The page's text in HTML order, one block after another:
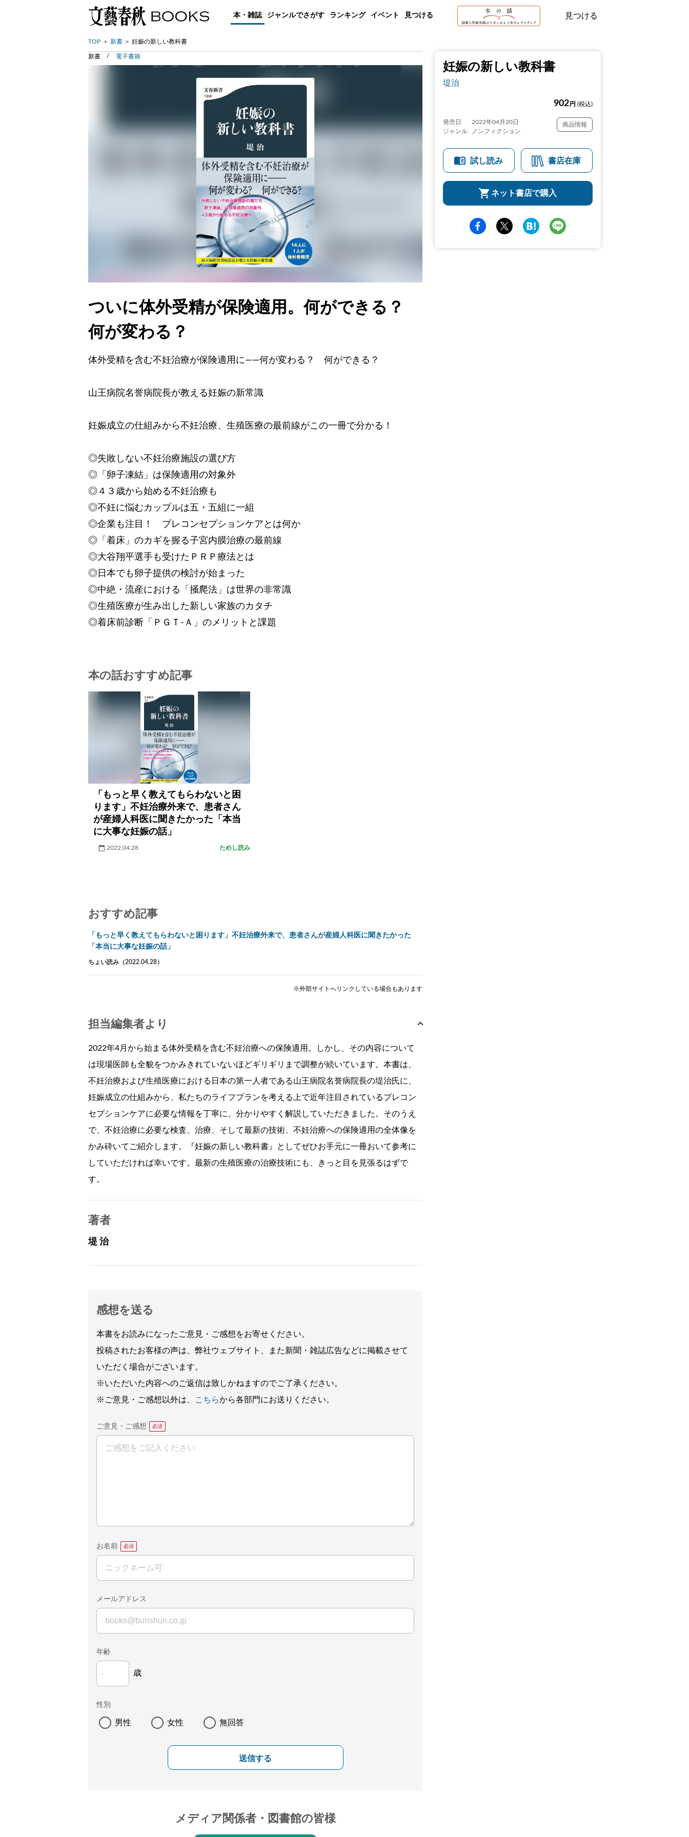
本・雑誌 ジャンルでさがす ランキング イベント 見つける 見つける
TOP 新書 妊娠の新しい教科書
妊娠の新しい教科書
堤治
902 円 (税込)
発売日
2022年04月20日
ジャンル
ノンフィクション
商品情報
試し読み 書店在庫
ネット書店で購入
新書 電子書籍
ついに体外受精が保険適用。何ができる？
何が変わる？
体外受精を含む不妊治療が保険適用に――何が変わる？ 何ができる？
山王病院名誉病院長が教える妊娠の新常識
妊娠成立の仕組みから不妊治療、生殖医療の最前線がこの一冊で分かる！
◎失敗しない不妊治療施設の選び方
◎「卵子凍結」は保険適用の対象外
◎４３歳から始める不妊治療も
◎不妊に悩むカップルは五・五組に一組
◎企業も注目！ プレコンセプションケアとは何か
◎「着床」のカギを握る子宮内膜治療の最前線
◎大谷翔平選手も受けたＰＲＰ療法とは
◎日本でも卵子提供の検討が始まった
◎中絶・流産における「掻爬法」は世界の非常識
◎生殖医療が生み出した新しい家族のカタチ
◎着床前診断「ＰＧＴ‐Ａ」のメリットと課題
本の話おすすめ記事
「もっと早く教えてもらわないと困
ります」不妊治療外来で、患者さん
が産婦人科医に聞きたかった「本当
に大事な妊娠の話」
2022.04.28 ためし読み
おすすめ記事
「もっと早く教えてもらわないと困ります」不妊治療外来で、患者さんが産婦人科医に聞きたかった
「本当に大事な妊娠の話」
ちょい読み（2022.04.28）
※外部サイトへリンクしている場合もあります
担当編集者より
2022年4月から始まる体外受精を含む不妊治療への保険適用。しかし、その内容について
は現場医師も全貌をつかみきれていないほどギリギリまで調整が続いています。本書は、
不妊治療および生殖医療における日本の第一人者である山王病院名誉病院長の堤治氏に、
妊娠成立の仕組みから、私たちのライフプランを考える上で近年注目されているプレコン
セプションケアに必要な情報を丁寧に、分かりやすく解説していただきました。そのうえ
で、不妊治療に必要な検査、治療、そして最新の技術、不妊治療への保険適用の全体像を
かみ砕いてご紹介します。『妊娠の新しい教科書』としてぜひお手元に一冊おいて参考に
していただければ幸いです。最新の生殖医療の治療技術にも、きっと目を見張るはずで
す。
著者
堤 治
感想を送る
本書をお読みになったご意見・ご感想をお寄せください。
投稿されたお客様の声は、弊社ウェブサイト、また新聞・雑誌広告などに掲載させて
いただく場合がございます。
※いただいた内容へのご返信は致しかねますのでご了承ください。
※ご意見・ご感想以外は、
こちらから各部門にお送りください。
ご意見・ご感想
お名前
メールアドレス
年齢
歳
性別
男性 女性 無回答
送信する
メディア関係者・図書館の皆様